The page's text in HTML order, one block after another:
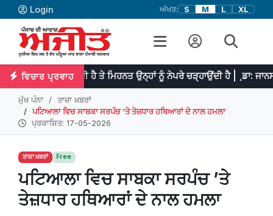
Login ਅੱਖਰ: S M L XL
ਵਿਚਾਰ ਪ੍ਰਵਾਹ
ਕਰਦੀ ਹੈ ਤੇ ਮਿਹਨਤ ਉਨ੍ਹਾਂ ਨੂੰ ਨੇਪਰੇ ਚੜ੍ਹਾਉਂਦੀ ਹੈ | ¸ਡਾ: ਜਾਨਸਨ
ਮੁੱਖ ਪੰਨਾ
ਤਾਜ਼ਾ ਖ਼ਬਰਾਂ
ਪਟਿਆਲਾ ਵਿਚ ਸਾਬਕਾ ਸਰਪੰਚ ’ਤੇ ਤੇਜ਼ਧਾਰ ਹਥਿਆਰਾਂ ਦੇ ਨਾਲ ਹਮਲਾ
ਪ੍ਰਕਾਸ਼ਿਤ: 17-05-2026
ਤਾਜ਼ਾ ਖ਼ਬਰਾਂ Free
ਪਟਿਆਲਾ ਵਿਚ ਸਾਬਕਾ ਸਰਪੰਚ ’ਤੇ
ਤੇਜ਼ਧਾਰ ਹਥਿਆਰਾਂ ਦੇ ਨਾਲ ਹਮਲਾ